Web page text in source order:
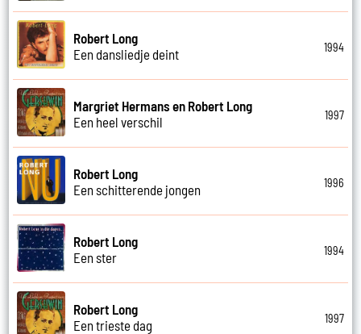
Robert Long
Een dansliedje deint
1994
Margriet Hermans en Robert Long
Een heel verschil
1997
Robert Long
Een schitterende jongen
1996
Robert Long
Een ster
1994
Robert Long
Een trieste dag
1997